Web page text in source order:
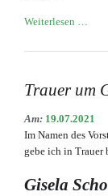
Weiterlesen …
Trauer um
Am: 19.07.2021
Im Namen des
gebe ich in Trauer
Gisela